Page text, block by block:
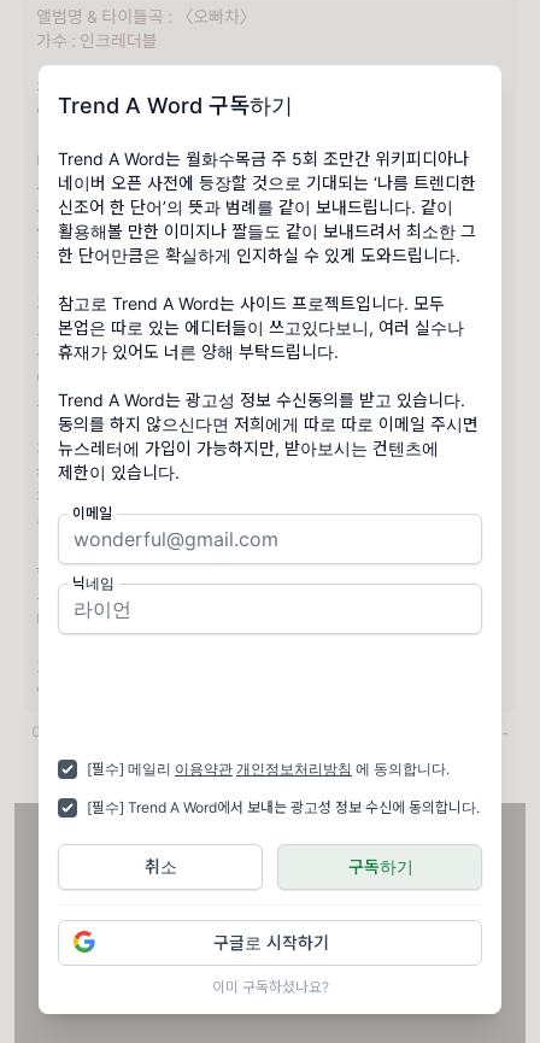
Trend A Word 구독하기
Trend A Word는 월화수목금 주 5회 조만간 위키피디아나
네이버 오픈 사전에 등장할 것으로 기대되는 ‘나름 트렌디한
신조어 한 단어’의 뜻과 범례를 같이 보내드립니다. 같이
활용해볼 만한 이미지나 짤들도 같이 보내드려서 최소한 그
한 단어만큼은 확실하게 인지하실 수 있게 도와드립니다.
참고로 Trend A Word는 사이드 프로젝트입니다. 모두
본업은 따로 있는 에디터들이 쓰고있다보니, 여러 실수나
휴재가 있어도 너른 양해 부탁드립니다.
Trend A Word는 광고성 정보 수신동의를 받고 있습니다.
동의를 하지 않으신다면 저희에게 따로 따로 이메일 주시면
뉴스레터에 가입이 가능하지만, 받아보시는 컨텐츠에
제한이 있습니다.
이메일
닉네임
[필수] 메일리 이용약관 개인정보처리방침 에 동의합니다.
[필수] Trend A Word에서 보내는 광고성 정보 수신에 동의합니다.
구독하기
취소
구글로 시작하기
이미 구독하셨나요?
이미지 = 유튜브 캡처 (https://www.youtube.com/watch?v=qg-